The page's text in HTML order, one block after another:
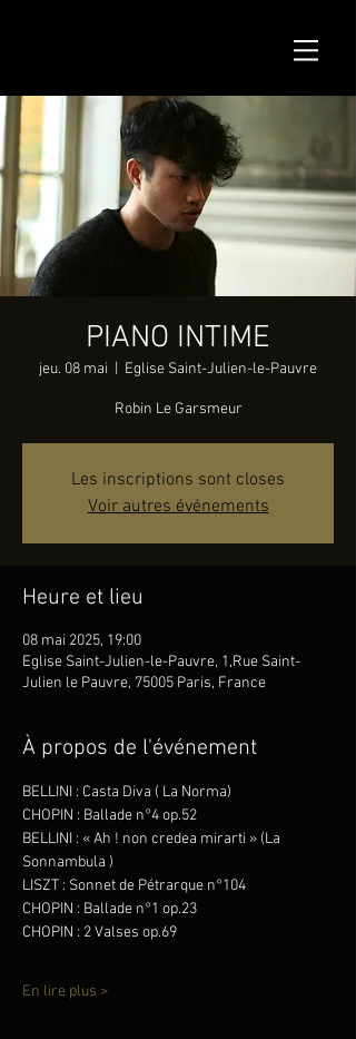
PIANO INTIME
jeu. 08 mai Eglise Saint-Julien-le-Pauvre
Robin Le Garsmeur
Les inscriptions sont closes
Voir autres événements
Heure et lieu
08 mai 2025, 19:00
Eglise Saint-Julien-le-Pauvre, 1,Rue Saint-
Julien le Pauvre, 75005 Paris, France
À propos de l'événement
BELLINI : Casta Diva ( La Norma)
CHOPIN : Ballade n°4 op.52
BELLINI : « Ah ! non credea mirarti » (La
Sonnambula )
LISZT : Sonnet de Pétrarque n°104
CHOPIN : Ballade n°1 op.23
CHOPIN : 2 Valses op.69
En lire plus >